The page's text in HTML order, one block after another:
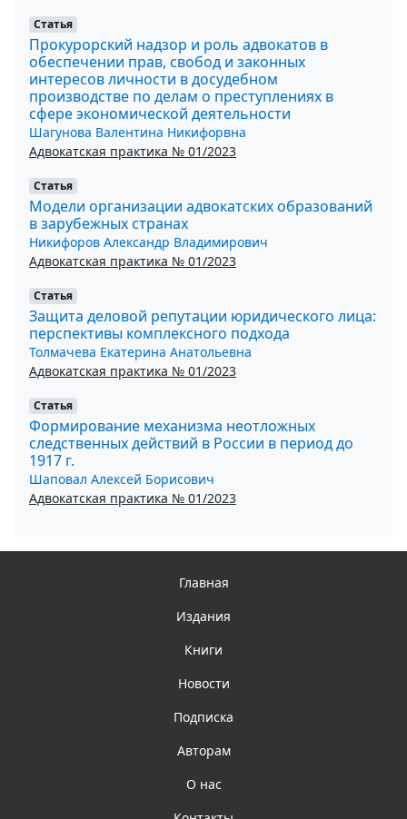
Статья
Прокурорский надзор и роль адвокатов в
обеспечении прав, свобод и законных
интересов личности в досудебном
производстве по делам о преступлениях в
сфере экономической деятельности
Шагунова Валентина Никифорвна
Адвокатская практика № 01/2023
Статья
Модели организации адвокатских образований
в зарубежных странах
Никифоров Александр Владимирович
Адвокатская практика № 01/2023
Статья
Защита деловой репутации юридического лица:
перспективы комплексного подхода
Толмачева Екатерина Анатольевна
Адвокатская практика № 01/2023
Статья
Формирование механизма неотложных
следственных действий в России в период до
1917 г.
Шаповал Алексей Борисович
Адвокатская практика № 01/2023
Главная
Издания
Книги
Новости
Подписка
Авторам
О нас